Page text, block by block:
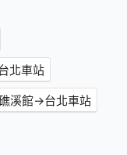
北車站
溪館→台北車站